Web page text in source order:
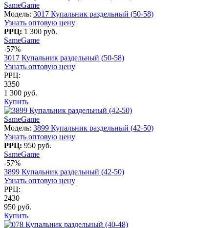
SameGame
Модель: 3017 Купальник раздельный (50-58)
Узнать оптовую цену
РРЦ: 1 300 руб.
SameGame
-57%
3017 Купальник раздельный (50-58)
Узнать оптовую цену
РРЦ:
3350
1 300 руб.
Купить
SameGame
Модель: 3899 Купальник раздельный (42-50)
Узнать оптовую цену
РРЦ: 950 руб.
SameGame
-57%
3899 Купальник раздельный (42-50)
Узнать оптовую цену
РРЦ:
2430
950 руб.
Купить